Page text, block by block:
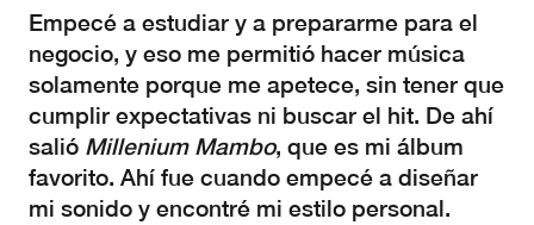
Empecé a estudiar y a prepararme para el
negocio, y eso me permitió hacer música
solamente porque me apetece, sin tener que
cumplir expectativas ni buscar el hit. De ahí
salió Millenium Mambo, que es mi álbum
favorito. Ahí fue cuando empecé a diseñar
mi sonido y encontré mi estilo personal.